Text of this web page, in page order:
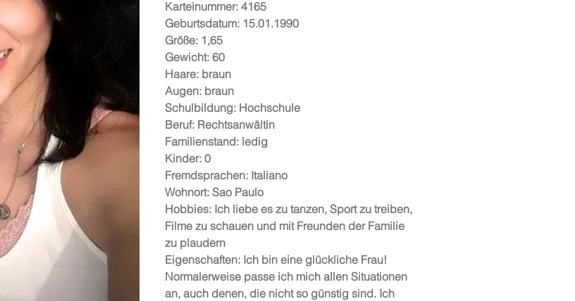
Karteinummer: 4165
Geburtsdatum: 15.01.1990
Größe: 1,65
Gewicht: 60
Haare: braun
Augen: braun
Schulbildung: Hochschule
Beruf: Rechtsanwältin
Familienstand: ledig
Kinder: 0
Fremdsprachen: Italiano
Wohnort: Sao Paulo
Hobbies: Ich liebe es zu tanzen, Sport zu treiben,
Filme zu schauen und mit Freunden der Familie
zu plaudern
Eigenschaften: Ich bin eine glückliche Frau!
Normalerweise passe ich mich allen Situationen
an, auch denen, die nicht so günstig sind. Ich